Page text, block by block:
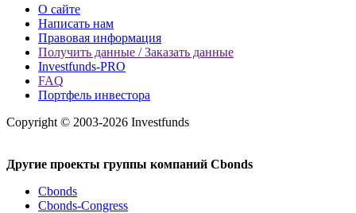
О сайте
Написать нам
Правовая информация
Получить данные / Заказать данные
Investfunds-PRO
FAQ
Портфель инвестора
Copyright © 2003-2026 Investfunds
Другие проекты группы компаний Cbonds
Cbonds
Cbonds-Congress